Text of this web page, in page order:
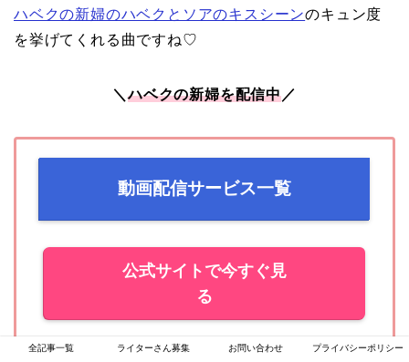
ハベクの新婦のハベクとソアのキスシーンのキュン度
を挙げてくれる曲ですね♡
＼ハベクの新婦を配信中／
動画配信サービス一覧
公式サイトで今すぐ見
る
全記事一覧 ライターさん募集 お問い合わせ プライバシーポリシー